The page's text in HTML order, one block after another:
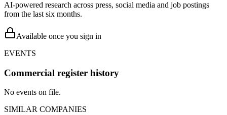
AI-powered research across press, social media and job postings
from the last six months.
Available once you sign in
EVENTS
Commercial register history
No events on file.
SIMILAR COMPANIES